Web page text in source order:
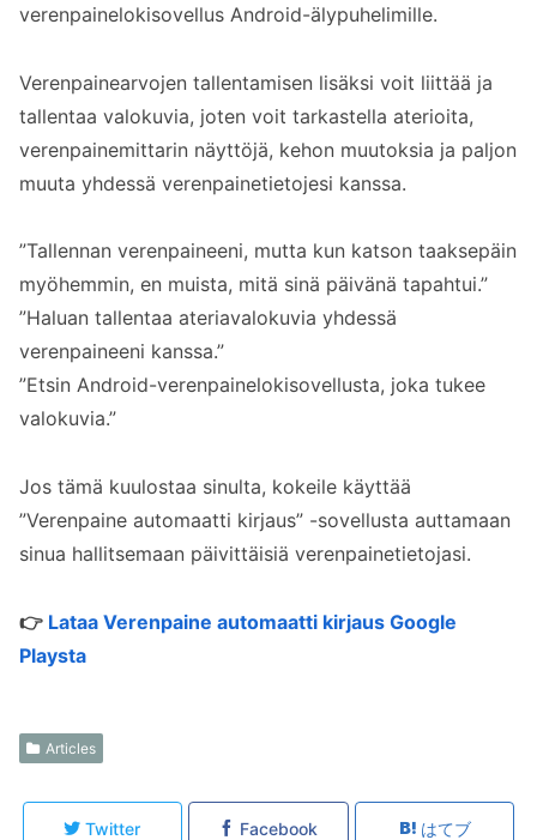
verenpainelokisovellus Android-älypuhelimille.
Verenpainearvojen tallentamisen lisäksi voit liittää ja
tallentaa valokuvia, joten voit tarkastella aterioita,
verenpainemittarin näyttöjä, kehon muutoksia ja paljon
muuta yhdessä verenpainetietojesi kanssa.
”Tallennan verenpaineeni, mutta kun katson taaksepäin
myöhemmin, en muista, mitä sinä päivänä tapahtui.”
”Haluan tallentaa ateriavalokuvia yhdessä
verenpaineeni kanssa.”
”Etsin Android-verenpainelokisovellusta, joka tukee
valokuvia.”
Jos tämä kuulostaa sinulta, kokeile käyttää
”Verenpaine automaatti kirjaus” -sovellusta auttamaan
sinua hallitsemaan päivittäisiä verenpainetietojasi.
👉 Lataa Verenpaine automaatti kirjaus Google
Playsta
Articles
Twitter Facebook はてブ